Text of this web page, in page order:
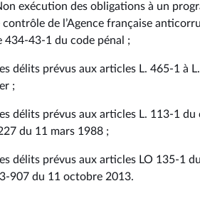
exécution des obligations à un
contrôle de l’Agence française
434‑43‑1 du code pénal ;
délits prévus aux articles L. 465‑1 à
;
délits prévus aux articles L. 113‑1
du 11 mars 1988 ;
délits prévus aux articles LO 135‑1
du 11 octobre 2013.